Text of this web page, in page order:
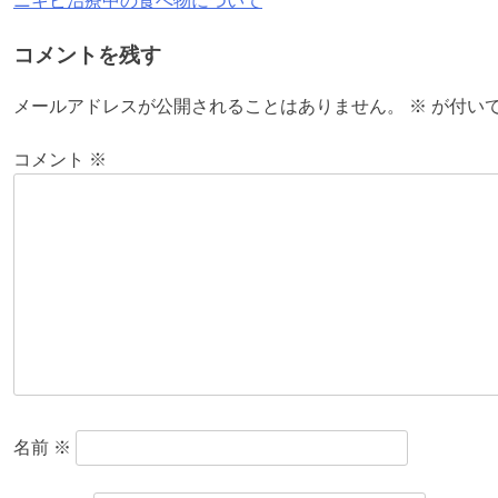
投
稿
ゲ
コメントを残す
メールアドレスが公開されることはありません。 ※ が付い
コメント ※
名前 ※